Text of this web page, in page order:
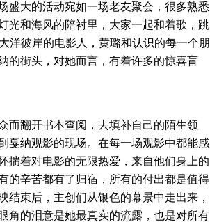
盛大的活动宛如一场老友聚会，很多熟悉
光和海风的陪衬里，大家一起和着歌，跳
洋彼岸的电影人，黄璐和认识的每一个朋
的街头，对她而言，有着许多的惊喜盲
翻开书本查阅，去填补自己的陌生领
戛纳观影的现场。在每一场观影中都能感
揣着对电影的无限热爱，来自他们身上的
的辛苦都有了归宿，所有的付出都是值得
束后，主创们从银色的幕景中走出来，
角的泪意是她最真实的流露，也是对所有